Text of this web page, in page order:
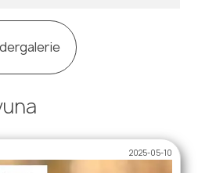
2025-05-10